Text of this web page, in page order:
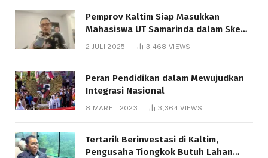
Pemprov Kaltim Siap Masukkan
Mahasiswa UT Samarinda dalam Skema
Bantuan Pendidikan Gratispol
2 JULI 2025 3,468 VIEWS
Peran Pendidikan dalam Mewujudkan
Integrasi Nasional
8 MARET 2023 3,364VIEWS
Tertarik Berinvestasi di Kaltim,
Pengusaha Tiongkok Butuh Lahan